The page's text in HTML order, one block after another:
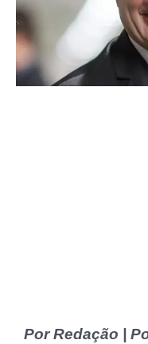
Por Redação |